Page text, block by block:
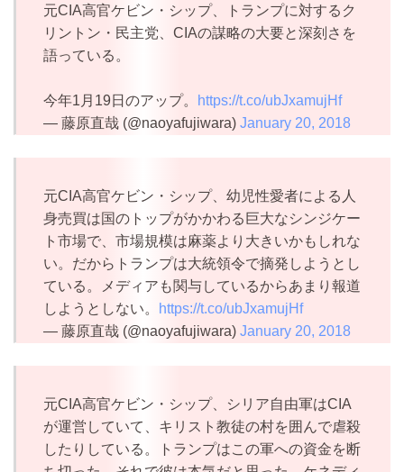
元CIA高官ケビン・シップ、トランプに対するク
リントン・民主党、CIAの謀略の大要と深刻さを
語っている。
今年1月19日のアップ。
https://t.co/ubJxamujHf
— 藤原直哉 (@naoyafujiwara) January 20, 2018
元CIA高官ケビン・シップ、幼児性愛者による人
身売買は国のトップがかかわる巨大なシンジケー
ト市場で、市場規模は麻薬より大きいかもしれな
い。だからトランプは大統領令で摘発しようとし
ている。メディアも関与しているからあまり報道
しようとしない。
https://t.co/ubJxamujHf
— 藤原直哉 (@naoyafujiwara) January 20, 2018
元CIA高官ケビン・シップ、シリア自由軍はCIA
が運営していて、キリスト教徒の村を囲んで虐殺
したりしている。トランプはこの軍への資金を断